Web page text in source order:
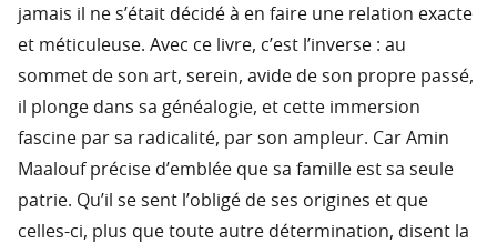
jamais il ne s’était décidé à en faire une relation exacte
et méticuleuse. Avec ce livre, c’est l’inverse : au
sommet de son art, serein, avide de son propre passé,
il plonge dans sa généalogie, et cette immersion
fascine par sa radicalité, par son ampleur. Car Amin
Maalouf précise d’emblée que sa famille est sa seule
patrie. Qu’il se sent l’obligé de ses origines et que
celles-ci, plus que toute autre détermination, disent la